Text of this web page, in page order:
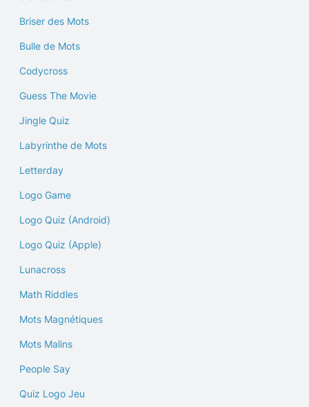
Briser des Mots
Bulle de Mots
Codycross
Guess The Movie
Jingle Quiz
Labyrinthe de Mots
Letterday
Logo Game
Logo Quiz (Android)
Logo Quiz (Apple)
Lunacross
Math Riddles
Mots Magnétiques
Mots Malins
People Say
Quiz Logo Jeu